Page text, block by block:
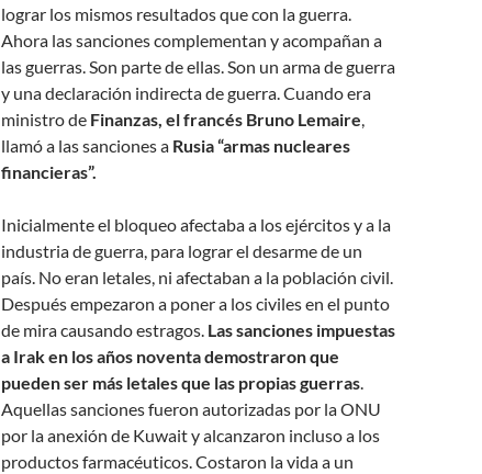
lograr los mismos resultados que con la guerra.
Ahora las sanciones complementan y acompañan a
las guerras. Son parte de ellas. Son un arma de guerra
y una declaración indirecta de guerra. Cuando era
ministro de Finanzas, el francés Bruno Lemaire,
llamó a las sanciones a Rusia “armas nucleares
financieras”.
Inicialmente el bloqueo afectaba a los ejércitos y a la
industria de guerra, para lograr el desarme de un
país. No eran letales, ni afectaban a la población civil.
Después empezaron a poner a los civiles en el punto
de mira causando estragos. Las sanciones impuestas
a Irak en los años noventa demostraron que
pueden ser más letales que las propias guerras.
Aquellas sanciones fueron autorizadas por la ONU
por la anexión de Kuwait y alcanzaron incluso a los
productos farmacéuticos. Costaron la vida a un